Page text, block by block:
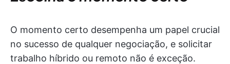
O momento certo desempenha um papel crucial
no sucesso de qualquer negociação, e solicitar
trabalho híbrido ou remoto não é exceção.